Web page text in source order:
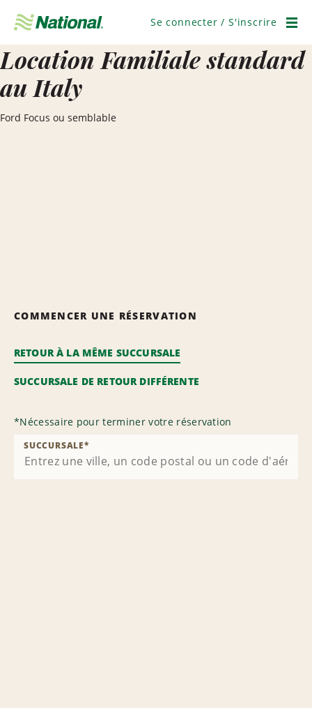
navigation
Se connecter / S'inscrire
Location Familiale standard
au Italy
Ford Focus ou semblable
COMMENCER UNE RÉSERVATION
RETOUR À LA MÊME SUCCURSALE
SUCCURSALE DE RETOUR DIFFÉRENTE
*Nécessaire pour terminer votre réservation
SUCCURSALE*